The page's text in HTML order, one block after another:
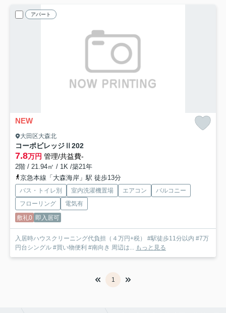
アパート
NEW
大田区大森北
コーポビレッジⅡ 202
7.8万円 管理/共益費-
2階 / 21.94㎡ / 1K /築21年
京急本線「大森海岸」駅 徒歩13分
バス・トイレ別 室内洗濯機置場 エアコン
バルコニー
フローリング
電気有
敷礼0 即入居可
入居時ハウスクリーニング代負担（４万円+税） #駅徒歩11分以内 #7万
円台シングル #買い物便利 #南向き 周辺は... もっと見る
1